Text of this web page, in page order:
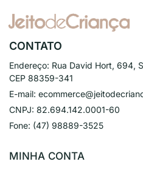
CONTATO
Endereço: Rua David Hort, 694,
CEP 88359-341
E-mail:
CNPJ: 82.694.142.0001-60
Fone: (47) 98889-3525
MINHA CONTA